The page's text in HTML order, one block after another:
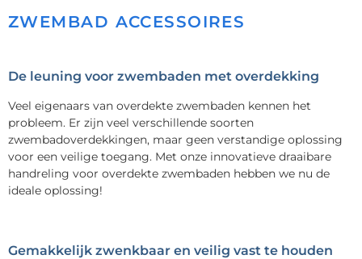
ZWEMBAD ACCESSOIRES
De leuning voor zwembaden met overdekking
Veel eigenaars van overdekte zwembaden kennen het
probleem. Er zijn veel verschillende soorten
zwembadoverdekkingen, maar geen verstandige oplossing
voor een veilige toegang. Met onze innovatieve draaibare
handreling voor overdekte zwembaden hebben we nu de
ideale oplossing!
Gemakkelijk zwenkbaar en veilig vast te houden